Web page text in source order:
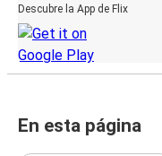
Descubre la App de Flix
En esta página